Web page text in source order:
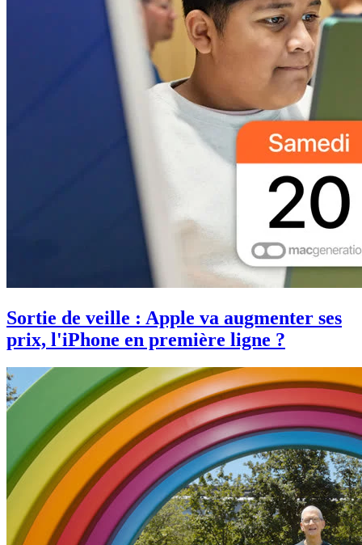
Sortie de veille : Apple va augmenter ses
prix, l'iPhone en première ligne ?